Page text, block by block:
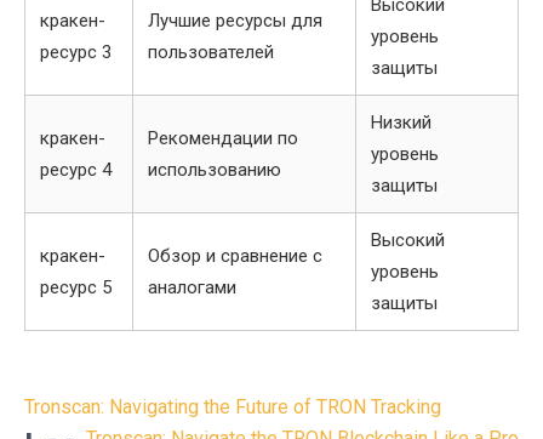
кракен-
ресурс 3
Лучшие ресурсы для
пользователей
Высокий
уровень
защиты
кракен-
ресурс 4
Рекомендации по
использованию
Низкий
уровень
защиты
кракен-
ресурс 5
Обзор и сравнение с
аналогами
Высокий
уровень
защиты
Post
Tronscan: Navigating the Future of TRON Tracking